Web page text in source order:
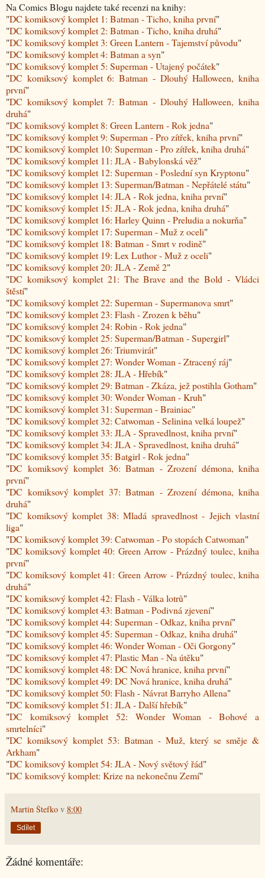
Na Comics Blogu najdete také recenzi na knihy:
"DC komiksový komplet 1: Batman - Ticho, kniha první"
"DC komiksový komplet 2: Batman - Ticho, kniha druhá"
"DC komiksový komplet 3: Green Lantern - Tajemství původu"
"DC komiksový komplet 4: Batman a syn"
"DC komiksový komplet 5: Superman - Utajený počátek"
"DC komiksový komplet 6: Batman - Dlouhý Halloween, kniha
první"
"DC komiksový komplet 7: Batman - Dlouhý Halloween, kniha
druhá"
"DC komiksový komplet 8: Green Lantern - Rok jedna"
"DC komiksový komplet 9: Superman - Pro zítřek, kniha první"
"DC komiksový komplet 10: Superman - Pro zítřek, kniha druhá"
"DC komiksový komplet 11: JLA - Babylonská věž"
"DC komiksový komplet 12: Superman - Poslední syn Kryptonu"
"DC komiksový komplet 13: Superman/Batman - Nepřátelé státu"
"DC komiksový komplet 14: JLA - Rok jedna, kniha první"
"DC komiksový komplet 15: JLA - Rok jedna, kniha druhá"
"DC komiksový komplet 16: Harley Quinn - Preludia a nokurňa"
"DC komiksový komplet 17: Superman - Muž z oceli"
"DC komiksový komplet 18: Batman - Smrt v rodině"
"DC komiksový komplet 19: Lex Luthor - Muž z oceli"
"DC komiksový komplet 20: JLA - Země 2"
"DC komiksový komplet 21: The Brave and the Bold - Vládci
štěstí"
"DC komiksový komplet 22: Superman - Supermanova smrt"
"DC komiksový komplet 23: Flash - Zrozen k běhu"
"DC komiksový komplet 24: Robin - Rok jedna"
"DC komiksový komplet 25: Superman/Batman - Supergirl"
"DC komiksový komplet 26: Triumvirát"
"DC komiksový komplet 27: Wonder Woman - Ztracený ráj"
"DC komiksový komplet 28: JLA - Hřebík"
"DC komiksový komplet 29: Batman - Zkáza, jež postihla Gotham"
"DC komiksový komplet 30: Wonder Woman - Kruh"
"DC komiksový komplet 31: Superman - Brainiac"
"DC komiksový komplet 32: Catwoman - Selinina velká loupež"
"DC komiksový komplet 33: JLA - Spravedlnost, kniha první"
"DC komiksový komplet 34: JLA - Spravedlnost, kniha druhá"
"DC komiksový komplet 35: Batgirl - Rok jedna"
"DC komiksový komplet 36: Batman - Zrození démona, kniha
první"
"DC komiksový komplet 37: Batman - Zrození démona, kniha
druhá"
"DC komiksový komplet 38: Mladá spravedlnost - Jejich vlastní
liga"
"DC komiksový komplet 39: Catwoman - Po stopách Catwoman"
"DC komiksový komplet 40: Green Arrow - Prázdný toulec, kniha
první"
"DC komiksový komplet 41: Green Arrow - Prázdný toulec, kniha
druhá"
"DC komiksový komplet 42: Flash - Válka lotrů"
"DC komiksový komplet 43: Batman - Podivná zjevení"
"DC komiksový komplet 44: Superman - Odkaz, kniha první"
"DC komiksový komplet 45: Superman - Odkaz, kniha druhá"
"DC komiksový komplet 46: Wonder Woman - Oči Gorgony"
"DC komiksový komplet 47: Plastic Man - Na útěku"
"DC komiksový komplet 48: DC Nová hranice, kniha první"
"DC komiksový komplet 49: DC Nová hranice, kniha druhá"
"DC komiksový komplet 50: Flash - Návrat Barryho Allena"
"DC komiksový komplet 51: JLA - Další hřebík"
"DC komiksový komplet 52: Wonder Woman - Bohové a
smrtelníci"
"DC komiksový komplet 53: Batman - Muž, který se směje &
Arkham"
"DC komiksový komplet 54: JLA - Nový světový řád"
"DC komiksový komplet: Krize na nekonečnu Zemí"
Martin Štefko v 8:00
Sdílet
Žádné komentáře: